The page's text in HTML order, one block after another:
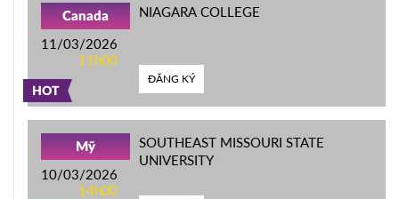
HOT
Canada
11/03/2026
11h00
NIAGARA COLLEGE
ĐĂNG KÝ
Mỹ
10/03/2026
14h00
SOUTHEAST MISSOURI STATE
UNIVERSITY